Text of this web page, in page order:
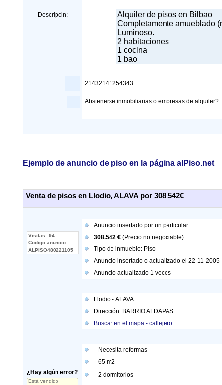
Descripcin:
21432141254343
Abstenerse inmobiliarias o empresas de
Ejemplo de anuncio de piso en la página alPiso.net
Venta de pisos en Llodio, ALAVA por 308.542€
Visitas: 94
Codigo anuncio:
ALPISO480221105
Anuncio insertado por un particular
308.542 € (Precio no negociable)
Tipo de inmueble: Piso
Anuncio insertado o actualizado el 22-11-2005
Anuncio actualizado 1 veces
Llodio - ALAVA
Dirección: BARRIO ALDAPAS
Buscar en el mapa - callejero
Necesita reformas
65 m2
¿Hay algún error?
2 dormitorios